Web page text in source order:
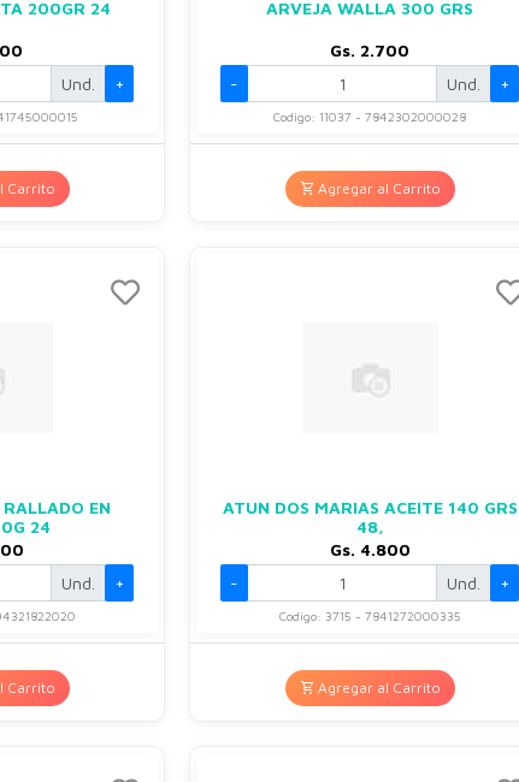
200GR 24
Und. +
Carrito
ARVEJA WALLA 300 GRS
Gs. 2.700
-
Und. +
Codigo: 11037 - 7842302000028
Agregar al Carrito
EN
24
Und. +
Carrito
ATUN DOS MARIAS ACEITE 140 GRS
48,
Gs. 4.800
-
Und. +
Codigo: 3715 - 7841272000335
Agregar al Carrito